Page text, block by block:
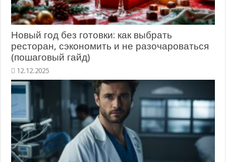
Новый год без готовки: как выбрать
ресторан, сэкономить и не разочароваться
(пошаговый гайд)
12.12.2025